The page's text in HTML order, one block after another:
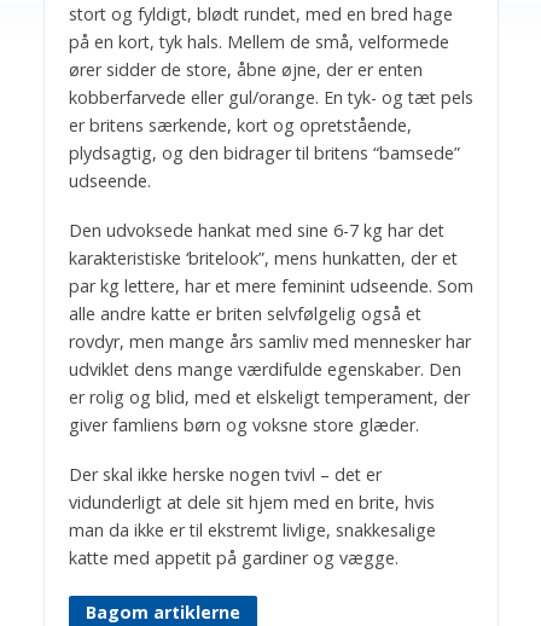
stort og fyldigt, blødt rundet, med en bred hage
på en kort, tyk hals. Mellem de små, velformede
ører sidder de store, åbne øjne, der er enten
kobberfarvede eller gul/orange. En tyk- og tæt pels
er britens særkende, kort og opretstående,
plydsagtig, og den bidrager til britens “bamsede”
udseende.
Den udvoksede hankat med sine 6-7 kg har det
karakteristiske ‘britelook”, mens hunkatten, der et
par kg lettere, har et mere feminint udseende. Som
alle andre katte er briten selvfølgelig også et
rovdyr, men mange års samliv med mennesker har
udviklet dens mange værdifulde egenskaber. Den
er rolig og blid, med et elskeligt temperament, der
giver famliens børn og voksne store glæder.
Der skal ikke herske nogen tvivl – det er
vidunderligt at dele sit hjem med en brite, hvis
man da ikke er til ekstremt livlige, snakkesalige
katte med appetit på gardiner og vægge.
Bagom artiklerne